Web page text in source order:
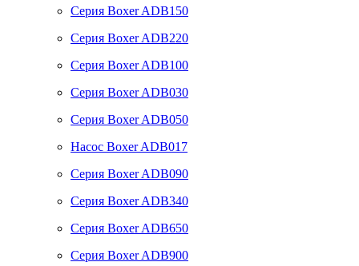
Серия Boxer ADB150
Серия Boxer ADB220
Серия Boxer ADB100
Серия Boxer ADB030
Серия Boxer ADB050
Насос Boxer ADB017
Серия Boxer ADB090
Серия Boxer ADB340
Серия Boxer ADB650
Серия Boxer ADB900